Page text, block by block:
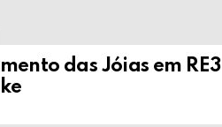
das Jóias em RE3